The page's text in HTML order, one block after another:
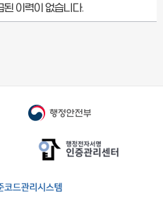
된 이력이 없습니다.